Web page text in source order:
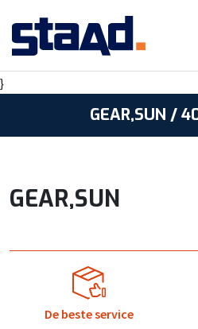
}
GEAR,SUN /
GEAR,SUN
De beste service